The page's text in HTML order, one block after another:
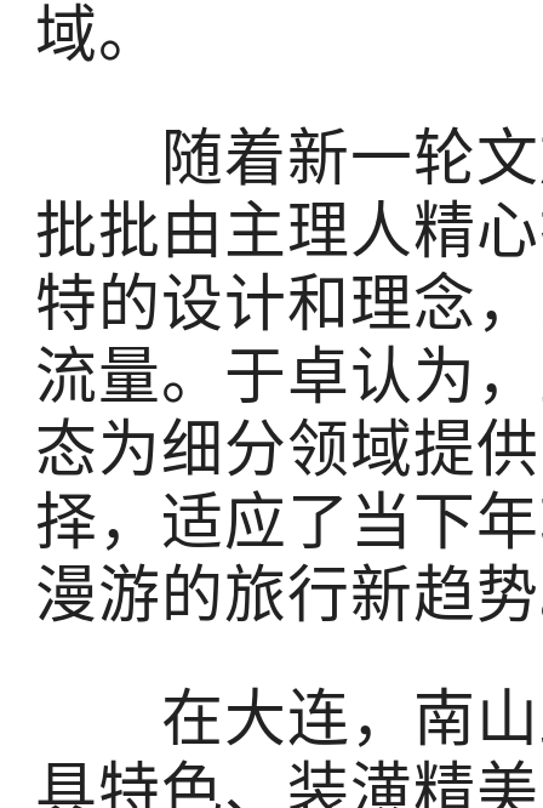
域。
随着新一轮文
批批由主理人精
特的设计和理念
流量。于卓认为
态为细分领域提
择，适应了当下
漫游的旅行新趋
在大连，南山
具特色、装潢精